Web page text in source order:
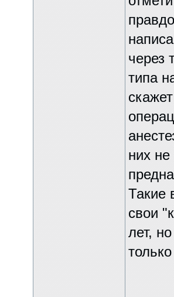
через
типа
них
Такие
свои
лет,